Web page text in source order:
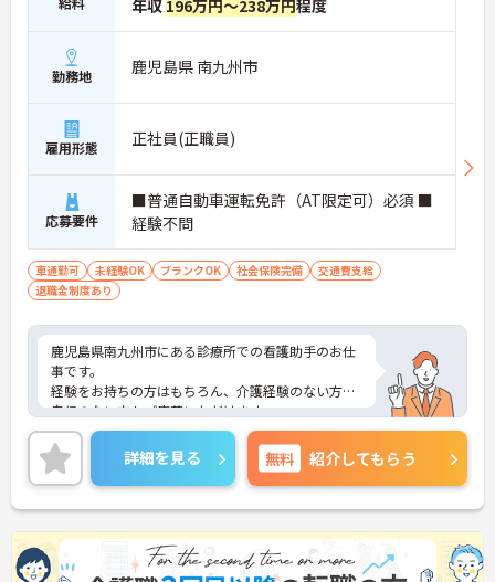
年収 196万円～238万円程度
勤務地 鹿児島県 南九州市
雇用形態 正社員(正職員)
応募要件
■普通自動車運転免許（AT限定可）必須 ■
経験不問
車通勤可 未経験OK ブランクOK 社会保険完備
交通費支給
退職金制度あり
鹿児島県南九州市にある診療所での看護助手のお仕
事です。
経験をお持ちの方はもちろん、介護経験のない方や
自信のない方もご応募いただけます。
育児休暇取得実績があり、小さなお子様がいらっし
ゃる方に理解があるので、安心して働いて頂ける環
境です。
車通勤が可能なので、遠くにお住まいの方もストレ
ス少なく通っていただけますよ。
ご興味がある方は是非一度マイナビまでお問合せ下
さい。更に詳細などお伝えします。
詳細を見る 無料 紹介してもらう